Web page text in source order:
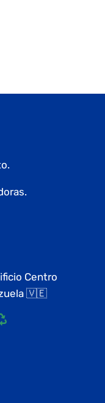
Centro
🇻🇪